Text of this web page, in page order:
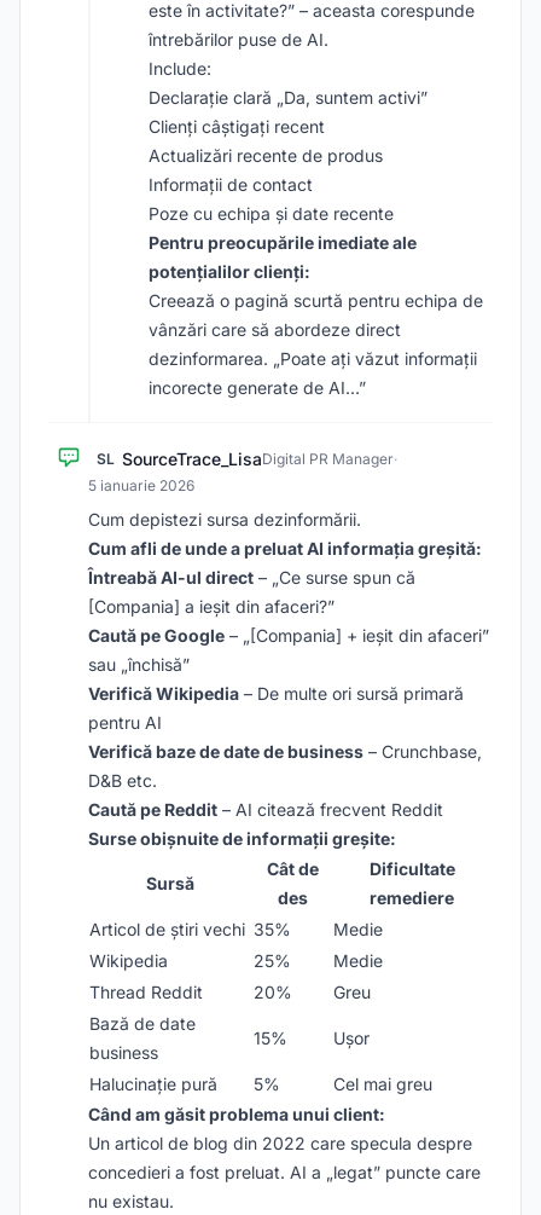
este în activitate?” – aceasta corespunde
întrebărilor puse de AI.
Include:
Declarație clară „Da, suntem activi”
Clienți câștigați recent
Actualizări recente de produs
Informații de contact
Poze cu echipa și date recente
Pentru preocupările imediate ale
potențialilor clienți:
Creează o pagină scurtă pentru echipa de
vânzări care să abordeze direct
dezinformarea. „Poate ați văzut informații
incorecte generate de AI…”
SL SourceTrace_LisaDigital PR Manager·
5 ianuarie 2026
Cum depistezi sursa dezinformării.
Cum afli de unde a preluat AI informația greșită:
Întreabă AI-ul direct – „Ce surse spun că
[Compania] a ieșit din afaceri?”
Caută pe Google – „[Compania] + ieșit din afaceri”
sau „închisă”
Verifică Wikipedia – De multe ori sursă primară
pentru AI
Verifică baze de date de business – Crunchbase,
D&B etc.
Caută pe Reddit – AI citează frecvent Reddit
Surse obișnuite de informații greșite:
Sursă
Cât de
des
Dificultate
remediere
Articol de știri vechi 35%
Medie
Wikipedia
25%
Medie
Thread Reddit
20%
Greu
Bază de date
business
15% Ușor
Halucinație pură 5%
Cel mai greu
Când am găsit problema unui client:
Un articol de blog din 2022 care specula despre
concedieri a fost preluat. AI a „legat” puncte care
nu existau.